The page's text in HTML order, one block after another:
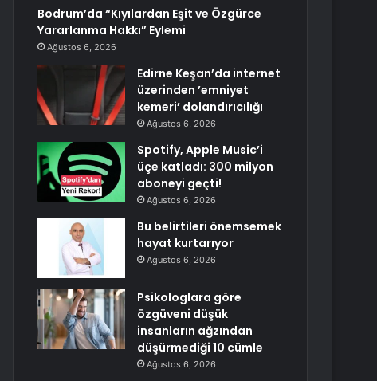
Bodrum’da “Kıyılardan Eşit ve Özgürce
Yararlanma Hakkı” Eylemi
Ağustos 6, 2026
Edirne Keşan’da internet
üzerinden ’emniyet
kemeri’ dolandırıcılığı
Ağustos 6, 2026
Spotify, Apple Music’i
üçe katladı: 300 milyon
aboneyi geçti!
Ağustos 6, 2026
Bu belirtileri önemsemek
hayat kurtarıyor
Ağustos 6, 2026
Psikologlara göre
özgüveni düşük
insanların ağzından
düşürmediği 10 cümle
Ağustos 6, 2026